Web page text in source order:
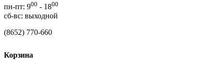
пн-пт: 900 - 1800
сб-вс: выходной
(8652) 770-660
Корзина